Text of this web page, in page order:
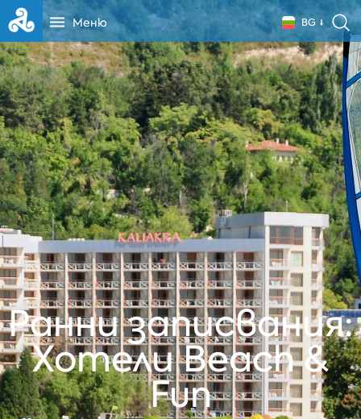
Меню BG
Ранни записвания:
Хотели Beach &
Fun